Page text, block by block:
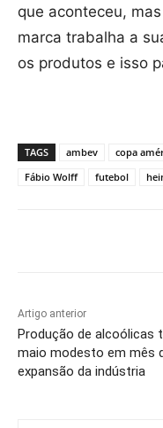
que aconteceu,
marca trabalha a
os produtos e isso
TAGS ambev copa
Fábio Wolff
futebol
Artigo anterior
Produção de alcoólicas
maio modesto em mês
expansão da indústria